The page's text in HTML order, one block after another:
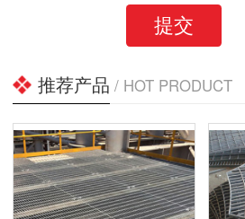
提交
推荐产品 / HOT PRODUCT